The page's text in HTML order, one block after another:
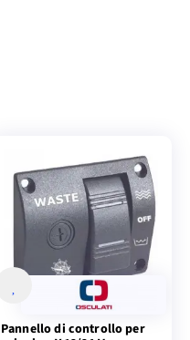
Pannello di controllo per